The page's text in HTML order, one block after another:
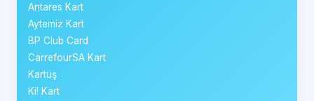
Antares Kart
Aytemiz Kart
BP Club Card
CarrefourSA Kart
Kartuş
Ki! Kart